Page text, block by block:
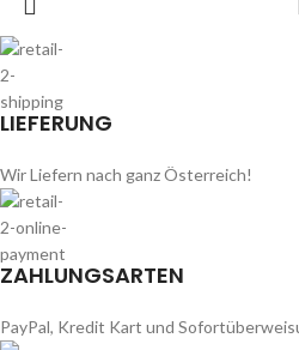
LIEFERUNG
Wir Liefern nach ganz Österreich!
ZAHLUNGSARTEN
PayPal, Kredit Kart und